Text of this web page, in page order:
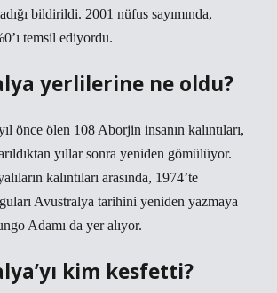
bildirildi. 2001 nüfus sayımında,
temsil ediyordu.
yerlilerine ne oldu?
önce ölen 108 Aborjin insanın kalıntıları,
yıllar sonra yeniden gömülüyor.
kalıntıları arasında, 1974’te
Avustralya tarihini yeniden yazmaya
Adamı da yer alıyor.
kim kesfetti?